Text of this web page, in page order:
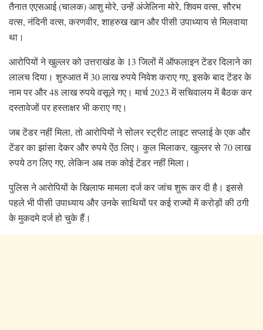
तैनात एएसआई (चालक) आशु मोरे, उन्हें अंजेलिना मोरे, शिवम वत्स, सौरभ
वत्स, नंदिनी वत्स, करणवीर, शाहरुख खान और पीसी उपाध्याय से मिलवाया
था।
आरोपियों ने खुल्लर को उत्तराखंड के 13 जिलों में ऑफलाइन टेंडर दिलाने का
लालच दिया। शुरुआत में 30 लाख रुपये निवेश कराए गए, इसके बाद टेंडर के
नाम पर और 48 लाख रुपये वसूले गए। मार्च 2023 में सचिवालय में बैठक कर
दस्तावेजों पर हस्ताक्षर भी कराए गए।
जब टेंडर नहीं मिला, तो आरोपियों ने सोलर स्ट्रीट लाइट सप्लाई के एक और
टेंडर का झांसा देकर और रुपये ऐंठ लिए। कुल मिलाकर, खुल्लर से 70 लाख
रुपये ठग लिए गए, लेकिन अब तक कोई टेंडर नहीं मिला।
पुलिस ने आरोपियों के खिलाफ मामला दर्ज कर जांच शुरू कर दी है। इससे
पहले भी पीसी उपाध्याय और उनके साथियों पर कई राज्यों में करोड़ों की ठगी
के मुकदमे दर्ज हो चुके हैं।